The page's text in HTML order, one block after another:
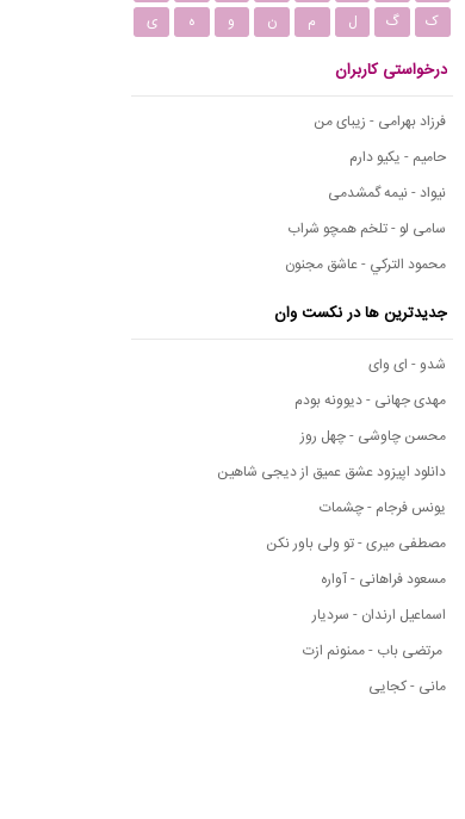
ک
گ ل م ن و ه ی
درخواستی کاربران
فرزاد بهرامی - زیبای من
حامیم - یکیو دارم
نیواد - نیمه گمشدمی
سامی لو - تلخم همچو شراب
محمود التركي - عاشق مجنون
جدیدترین ها در نکست وان
شدو - ای وای
مهدی جهانی - دیوونه بودم
محسن چاوشی - چهل روز
دانلود اپیزود عشق عمیق از دیجی شاهین
یونس فرجام - چشمات
مصطفی میری - تو ولی باور نکن
مسعود فراهانی - آواره
اسماعیل ارندان - سردیار
مرتضی باب - ممنونم ازت
مانی - کجایی